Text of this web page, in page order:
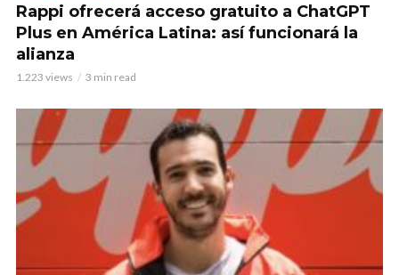
Rappi ofrecerá acceso gratuito a ChatGPT
Plus en América Latina: así funcionará la
alianza
1.223 views 3 min read